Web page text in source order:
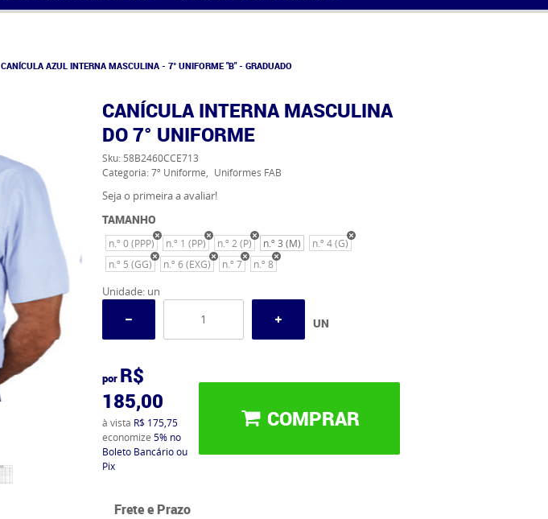
CANÍCULA AZUL INTERNA MASCULINA - 7° UNIFORME "B" - GRADUADO
CANÍCULA INTERNA MASCULINA
DO 7° UNIFORME
Sku: 58B2460CCE713
Categoria: 7º Uniforme Uniformes FAB
Seja o primeira a avaliar!
TAMANHO
n.º 0 (PPP) n.º 1 (PP) n.º 2 (P) n.º 3 (M)
n.º 4 (G)
n.º 5 (GG)
n.º 6 (EXG) n.º 7 n.º 8
Unidade: un
UN
por R$
185,00
à vista R$ 175,75
economize 5% no
Boleto Bancário ou
Pix
COMPRAR
Frete e Prazo